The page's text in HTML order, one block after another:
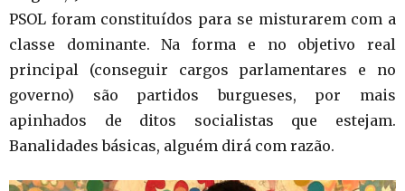
PSOL foram constituídos para se misturarem com a
classe dominante. Na forma e no objetivo real
principal (conseguir cargos parlamentares e no
governo) são partidos burgueses, por mais
apinhados de ditos socialistas que estejam.
Banalidades básicas, alguém dirá com razão.